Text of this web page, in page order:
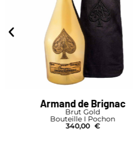
Armand de Brignac
Brut Gold
Bouteille I Pochon
340,00 €